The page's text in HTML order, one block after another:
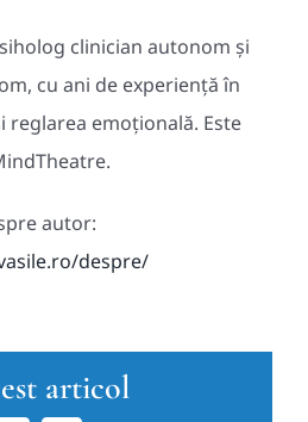
clinician autonom și
cu ani de experiență în
reglarea emoțională. Este
autor:
despre/
articol